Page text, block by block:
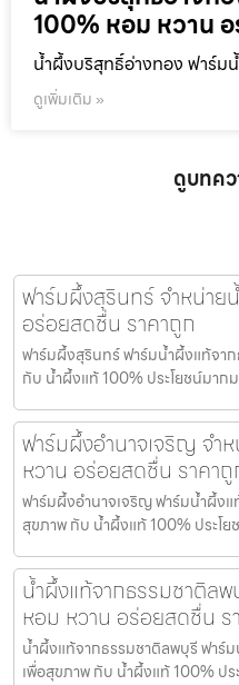
100% หอม หวาน
น้ำผึ้งบริสุทธิ์อ่างทอง ฟาร์ม
ดูเพิ่มเติม »
ดูบทค
ฟาร์มผึ้งสุรินทร์ จำหน่าย
อร่อยสดชื่น ราคาถูก
ฟาร์มผึ้งสุรินทร์ ฟาร์มน้ำผึ้งแท้จา
กับ น้ำผึ้งแท้ 100% ประโยชน์มาก
ฟาร์มผึ้งอำนาจเจริญ จำ
หวาน อร่อยสดชื่น ราคา
ฟาร์มผึ้งอำนาจเจริญ ฟาร์มน้ำผึ้ง
สุขภาพ กับ น้ำผึ้งแท้ 100% ประโ
น้ำผึ้งแท้จากธรรมชาติล
หอม หวาน อร่อยสดชื่น ร
น้ำผึ้งแท้จากธรรมชาติลพบุรี ฟาร์
เพื่อสุขภาพ กับ น้ำผึ้งแท้ 100% ปร